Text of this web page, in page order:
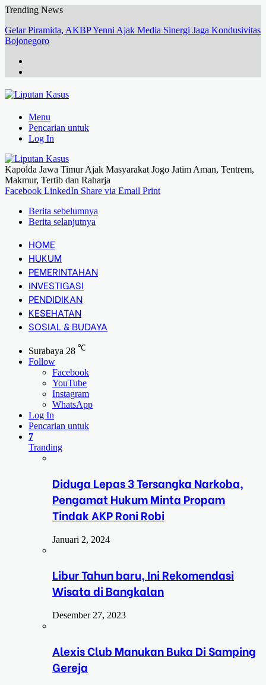
Trending News
Gelar Piramida, AKBP Yenni Ajak Media Sinergi Jaga Kondusivitas
Bojonegoro
Menu
Pencarian untuk
Log In
Kapolda Jawa Timur Ajak Masyarakat Jogo Jatim Aman, Tentrem,
Makmur, Tertib dan Raharja
Facebook LinkedIn Share via Email Print
Berita sebelumnya
Berita selanjutnya
HOME
HUKUM
PEMERINTAHAN
INVESTIGASI
PENDIDIKAN
KESEHATAN
SOSIAL & BUDAYA
Surabaya 28 ℃
Follow
Facebook
YouTube
Instagram
WhatsApp
Log In
Pencarian untuk
7
Tranding
Diduga Lepas 3 Tersangka Narkoba,
Pengamat Hukum Minta Propam
Tindak AKP Roni Robi
Januari 2, 2024
Libur Tahun baru, Ini Rekomendasi
Wisata di Bangkalan
Desember 27, 2023
Alexis Club Manukan Buka Di Samping
Gereja